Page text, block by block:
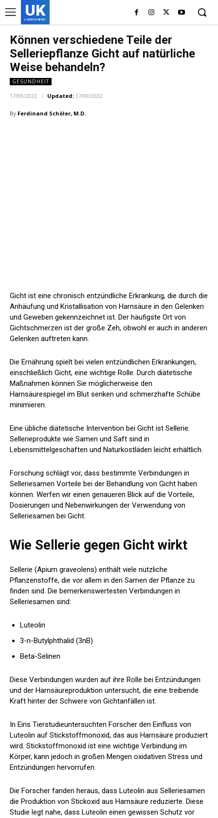
UK
LONDON NEWS
Können verschiedene Teile der
Selleriepflanze Gicht auf natürliche
Weise behandeln?
GESUNDHEIT
17/09/2022 Updated: 17/09/2022
By Ferdinand Schöler, M.D.
Gicht ist eine chronisch entzündliche Erkrankung, die durch die
Anhäufung und Kristallisation von Harnsäure in den Gelenken
und Geweben gekennzeichnet ist. Der häufigste Ort von
Gichtschmerzen ist der große Zeh, obwohl er auch in anderen
Gelenken auftreten kann.
Die Ernährung spielt bei vielen entzündlichen Erkrankungen,
einschließlich Gicht, eine wichtige Rolle. Durch diätetische
Maßnahmen können Sie möglicherweise den
Harnsäurespiegel im Blut senken und schmerzhafte Schübe
minimieren.
Eine übliche diätetische Intervention bei Gicht ist Sellerie.
Sellerieprodukte wie Samen und Saft sind in
Lebensmittelgeschäften und Naturkostläden leicht erhältlich.
Forschung schlägt vor, dass bestimmte Verbindungen in
Selleriesamen Vorteile bei der Behandlung von Gicht haben
können. Werfen wir einen genaueren Blick auf die Vorteile,
Dosierungen und Nebenwirkungen der Verwendung von
Selleriesamen bei Gicht.
Wie Sellerie gegen Gicht wirkt
Sellerie (Apium graveolens) enthält viele nützliche
Pflanzenstoffe, die vor allem in den Samen der Pflanze zu
finden sind. Die bemerkenswertesten Verbindungen in
Selleriesamen sind:
Luteolin
3-n-Butylphthalid (3nB)
Beta-Selinen
Diese Verbindungen wurden auf ihre Rolle bei Entzündungen
und der Harnsäureproduktion untersucht, die eine treibende
Kraft hinter der Schwere von Gichtanfällen ist.
In Eins Tierstudieuntersuchten Forscher den Einfluss von
Luteolin auf Stickstoffmonoxid, das aus Harnsäure produziert
wird. Stickstoffmonoxid ist eine wichtige Verbindung im
Körper, kann jedoch in großen Mengen oxidativen Stress und
Entzündungen hervorrufen.
Die Forscher fanden heraus, dass Luteolin aus Selleriesamen
die Produktion von Stickoxid aus Harnsäure reduzierte. Diese
Studie legt nahe, dass Luteolin einen gewissen Schutz vor